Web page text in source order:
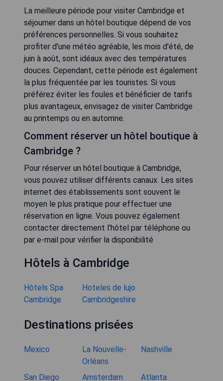
La meilleure période pour visiter Cambridge et
séjourner dans un hôtel boutique dépend de vos
préférences personnelles. Si vous souhaitez
profiter d'une météo agréable, les mois d'été, de
juin à août, sont idéaux avec des températures
douces. Cependant, cette période est également
la plus fréquentée par les touristes. Si vous
préférez éviter les foules et bénéficier de tarifs
plus avantageux, envisagez de visiter Cambridge
au printemps ou en automne.
Comment réserver un hôtel boutique à
Cambridge ?
Pour réserver un hôtel boutique à Cambridge,
vous pouvez utiliser différents canaux. Les sites
internet des établissements sont souvent le
moyen le plus pratique pour effectuer une
réservation en ligne. Vous pouvez également
contacter directement l'hôtel par téléphone ou
par e-mail pour vérifier la disponibilité
Hôtels à Cambridge
Hôtels Spa
Cambridge
Hoteles de lujo
Cambridgeshire
Destinations prisées
Mexico
La Nouvelle-
Orléans
Nashville
San Diego Amsterdam Atlanta